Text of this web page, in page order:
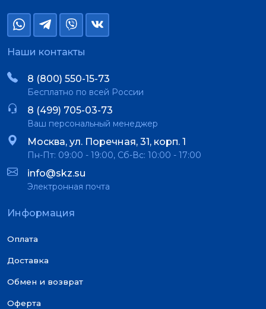
Наши контакты
8 (800) 550-15-73
Бесплатно по всей России
8 (499) 705-03-73
Ваш персональный менеджер
Москва, ул. Поречная, 31, корп. 1
Пн-Пт: 09:00 - 19:00, Сб-Вс: 10:00 - 17:00
info@skz.su
Электронная почта
Информация
Оплата
Доставка
Обмен и возврат
Оферта